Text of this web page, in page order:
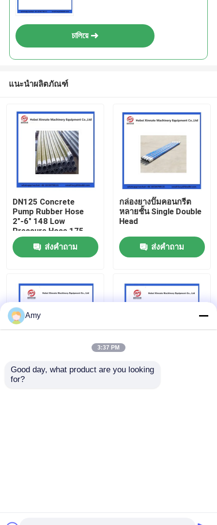
วิดีโอ
ทัวร์โรงงาน
চালিয়ে
แนะนำผลิตภัณฑ์
DN125 Concrete
Pump Rubber Hose
2"-6" 148 Low
Pressure Hose 175
High Pressure Hose
ส่งคำถาม
กล่องยางปั๊มคอนกรีต
หลายชั้น Single Double
Head
ส่งคำถาม
4 Layer Flexible
Concrete Pump
3m 4m 5m ปั๊มคอนกรีต
Amy
3:37 PM
Good day, what product are you looking
for?